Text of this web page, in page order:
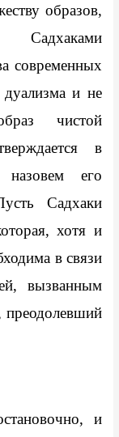
образов,
Садхаками
современных
и не
чистой
в
его
Садхаки
хотя и
в связи
вызванным
преодолевший
и